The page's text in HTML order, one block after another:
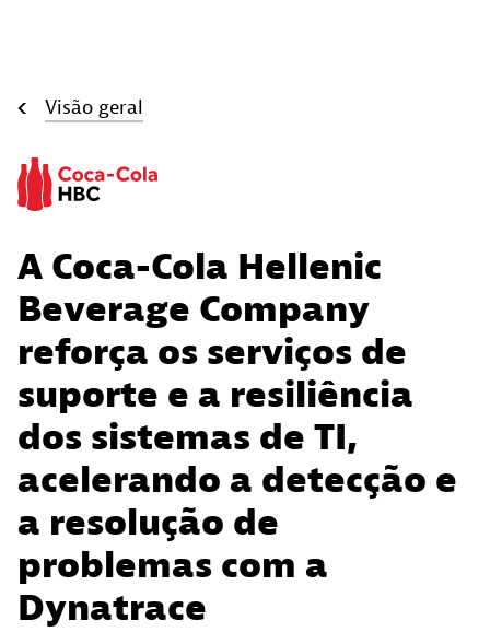
Visão geral
A Coca-Cola Hellenic
Beverage Company
reforça os serviços de
suporte e a resiliência
dos sistemas de TI,
acelerando a detecção e
a resolução de
problemas com a
Dynatrace